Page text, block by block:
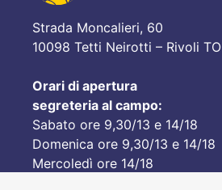
Strada Moncalieri, 60
10098 Tetti Neirotti – Rivoli TO
Orari di apertura
segreteria al campo:
Sabato ore 9,30/13 e 14/18
Domenica ore 9,30/13 e 14/18
Mercoledì ore 14/18